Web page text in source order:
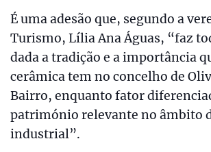
É uma adesão que, segundo a
Turismo, Lília Ana Águas, “faz
dada a tradição e a importância
cerâmica tem no concelho de
Bairro, enquanto fator
património relevante no âmbito
industrial”.